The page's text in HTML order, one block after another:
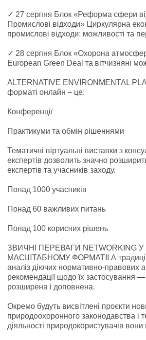
✓ 27 серпня Блок «Реформа сфери
Промислові відходи» Циркулярна
промислові відходи: можливості та
✓ 28 серпня Блок «Охорона
European Green Deal та вітчизняні
ALTERNATIVE ENVIRONMENTAL
форматі онлайн – це:
Конференції
Практикуми та обмін рішеннями
Тематичні віртуальні виставки з
експертів дозволить значно
експертів та учасників заходу.
Понад 1000 учасників
Понад 60 важливих питань
Понад 100 корисних рішень
ЗВИЧНІ ПЕРЕВАГИ NETWORKING У
МАСШТАБНОМУ ФОРМАТІ! А
аналіз діючих нормативно-правових
рекомендації щодо їх застосування
розширена і доповнена.
Окремо будуть висвітлені проєкти
природоохоронного законодавства і
діяльності природокористувачів вони